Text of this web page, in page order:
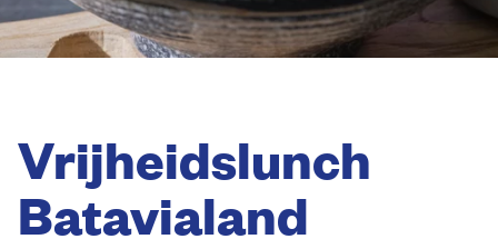
Vrijheidslunch
Batavialand